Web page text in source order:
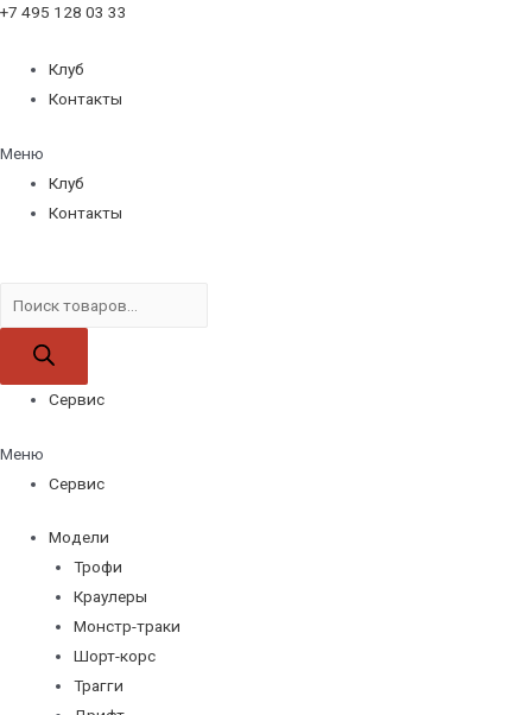
+7 495 128 03 33
Клуб
Контакты
Меню
Клуб
Контакты
товаров
Сервис
Меню
Сервис
Модели
Трофи
Краулеры
Монстр-траки
Шорт-корс
Трагги